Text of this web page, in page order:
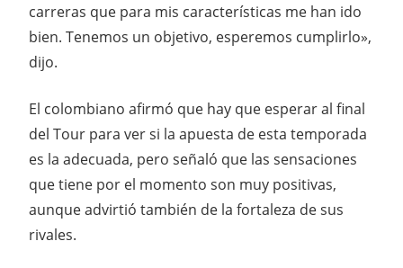
carreras que para mis características me han ido
bien. Tenemos un objetivo, esperemos cumplirlo»,
dijo.
El colombiano afirmó que hay que esperar al final
del Tour para ver si la apuesta de esta temporada
es la adecuada, pero señaló que las sensaciones
que tiene por el momento son muy positivas,
aunque advirtió también de la fortaleza de sus
rivales.